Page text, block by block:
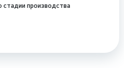
стадии производства